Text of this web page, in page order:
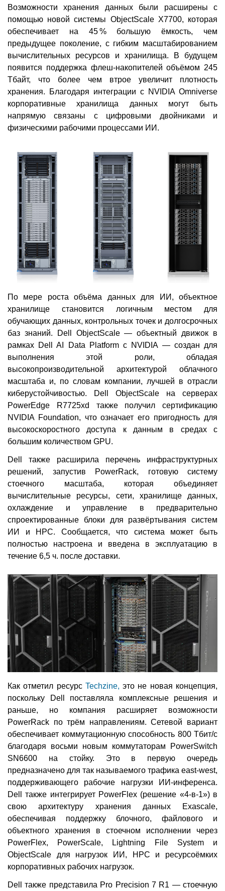
Возможности хранения данных были расширены с
помощью новой системы ObjectScale X7700, которая
обеспечивает на 45 % большую ёмкость, чем
предыдущее поколение, с гибким масштабированием
вычислительных ресурсов и хранилища. В будущем
появится поддержка флеш-накопителей объёмом 245
Тбайт, что более чем втрое увеличит плотность
хранения. Благодаря интеграции с NVIDIA Omniverse
корпоративные хранилища данных могут быть
напрямую связаны с цифровыми двойниками и
физическими рабочими процессами ИИ.
По мере роста объёма данных для ИИ, объектное
хранилище становится логичным местом для
обучающих данных, контрольных точек и долгосрочных
баз знаний. Dell ObjectScale — объектный движок в
рамках Dell AI Data Platform с NVIDIA — создан для
выполнения этой роли, обладая
высокопроизводительной архитектурой облачного
масштаба и, по словам компании, лучшей в отрасли
киберустойчивостью. Dell ObjectScale на серверах
PowerEdge R7725xd также получил сертификацию
NVIDIA Foundation, что означает его пригодность для
высокоскоростного доступа к данным в средах с
большим количеством GPU.
Dell также расширила перечень инфраструктурных
решений, запустив PowerRack, готовую систему
стоечного масштаба, которая объединяет
вычислительные ресурсы, сети, хранилище данных,
охлаждение и управление в предварительно
спроектированные блоки для развёртывания систем
ИИ и HPC. Сообщается, что система может быть
полностью настроена и введена в эксплуатацию в
течение 6,5 ч. после доставки.
Как отметил ресурс Techzine, это не новая концепция,
поскольку Dell поставляла комплексные решения и
раньше, но компания расширяет возможности
PowerRack по трём направлениям. Сетевой вариант
обеспечивает коммутационную способность 800 Тбит/с
благодаря восьми новым коммутаторам PowerSwitch
SN6600 на стойку. Это в первую очередь
предназначено для так называемого трафика east-west,
поддерживающего рабочие нагрузки ИИ-инференса.
Dell также интегрирует PowerFlex (решение «4-в-1») в
свою архитектуру хранения данных Exascale,
обеспечивая поддержку блочного, файлового и
объектного хранения в стоечном исполнении через
PowerFlex, PowerScale, Lightning File System и
ObjectScale для нагрузок ИИ, HPC и ресурсоёмких
корпоративных рабочих нагрузок.
Dell также представила Pro Precision 7 R1 — стоечную